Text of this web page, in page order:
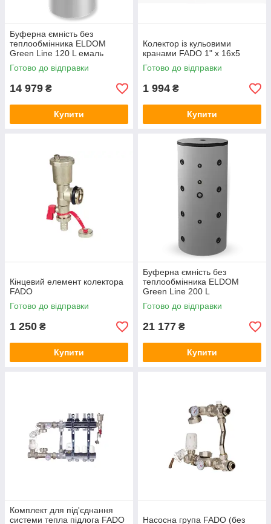
Буферна ємність без
теплообмінника ELDOM
Green Line 120 L емаль
Готово до відправки
14 979 ₴
Купити
Колектор із кульовими
кранами FADO 1" x 16x5
Готово до відправки
1 994 ₴
Купити
Кінцевий елемент колектора
FADO
Готово до відправки
1 250 ₴
Купити
Буферна ємність без
теплообмінника ELDOM
Green Line 200 L
Готово до відправки
21 177 ₴
Купити
Комплект для під'єднання
системи тепла підлога FADO
Насосна група FADO (без